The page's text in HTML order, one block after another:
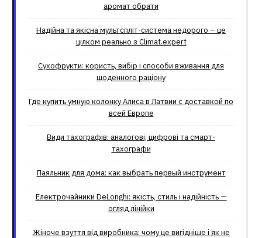
аромат обрати
Надійна та якісна мультспліт-система недорого – це
цілком реально з Climat.еxpert
Сухофрукти: користь, вибір і способи вживання для
щоденного раціону
Где купить умную колонку Алиса в Латвии с доставкой по
всей Европе
Види тахографів: аналогові, цифрові та смарт-
тахографи
Паяльник для дома: как выбрать первый инструмент
Електрочайники DeLonghi: якість, стиль і надійність —
огляд лінійки
Жіноче взуття від виробника: чому це вигідніше і як не